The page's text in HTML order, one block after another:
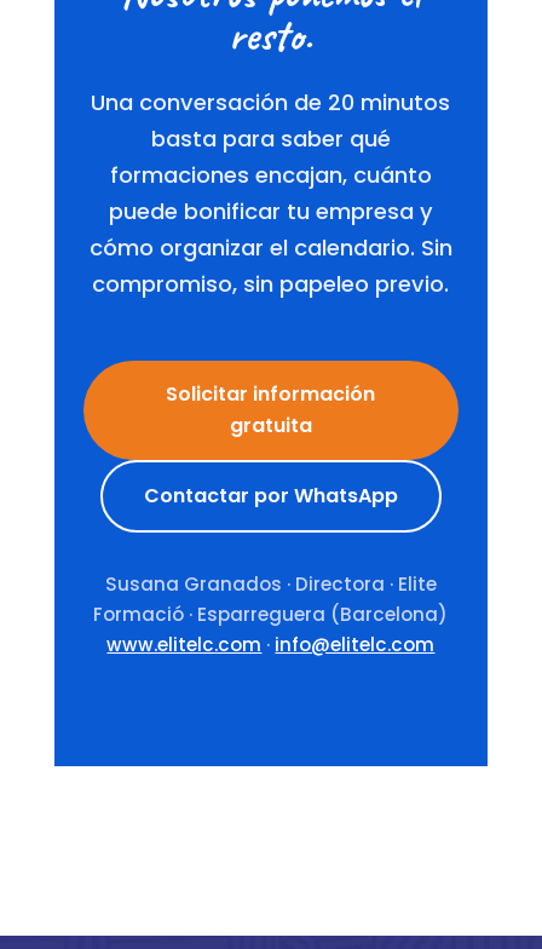
resto.
Una conversación de 20 minutos
basta para saber qué
formaciones encajan, cuánto
puede bonificar tu empresa y
cómo organizar el calendario. Sin
compromiso, sin papeleo previo.
Solicitar información
gratuita
Contactar por WhatsApp
Susana Granados · Directora · Elite
Formació · Esparreguera (Barcelona)
www.elitelc.com · info@elitelc.com